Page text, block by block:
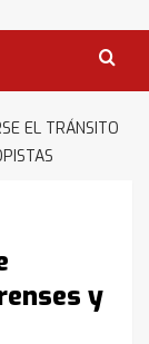
EL TRÁNSITO
y